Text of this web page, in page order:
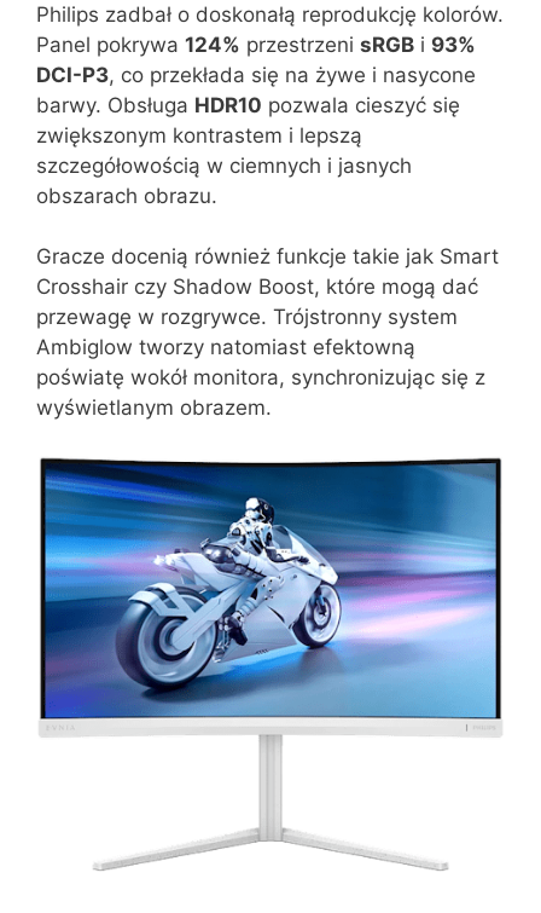
Philips zadbał o doskonałą reprodukcję kolorów.
Panel pokrywa 124% przestrzeni sRGB i 93%
DCI-P3, co przekłada się na żywe i nasycone
barwy. Obsługa HDR10 pozwala cieszyć się
zwiększonym kontrastem i lepszą
szczegółowością w ciemnych i jasnych
obszarach obrazu.
Gracze docenią również funkcje takie jak Smart
Crosshair czy Shadow Boost, które mogą dać
przewagę w rozgrywce. Trójstronny system
Ambiglow tworzy natomiast efektowną
poświatę wokół monitora, synchronizując się z
wyświetlanym obrazem.